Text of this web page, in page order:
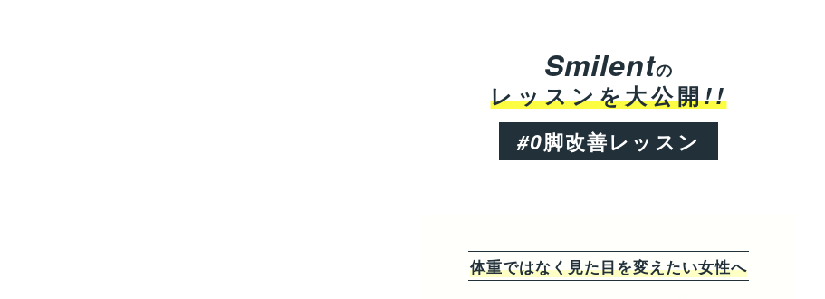
Smilentの
レッスンを大公開!!
#0脚改善レッスン
体重ではなく見た目を変えたい女性へ